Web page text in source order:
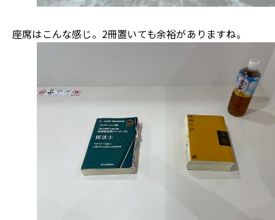
座席はこんな感じ。2冊置いても余裕がありますね。